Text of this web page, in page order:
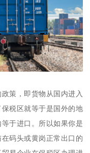
策，即货物从国内进入
税区就等于是国外的地
于进口。所以如果你是
码头或黄岗正常出口的